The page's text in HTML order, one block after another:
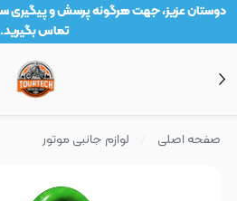
تماس بگیرید.
صفحه اصلی لوازم جانبی موتور